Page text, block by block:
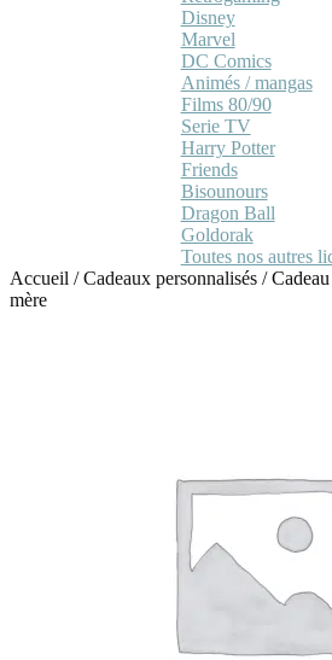
Disney
Marvel
DC Comics
Animés / mangas
Films 80/90
Serie TV
Harry Potter
Friends
Bisounours
Dragon Ball
Goldorak
Toutes nos autres
Accueil /Cadeaux personnalisés /
mère